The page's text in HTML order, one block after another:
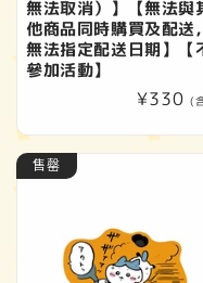
無法取消）】【無法與
他商品同時購買及配送，
無法指定配送日期】【
參加活動】
定
¥330 (
售罄